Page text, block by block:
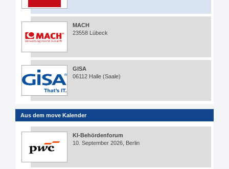
MACH
23558 Lübeck
GISA
06112 Halle (Saale)
Aus dem move Kalender
KI-Behördenforum
10. September 2026, Berlin